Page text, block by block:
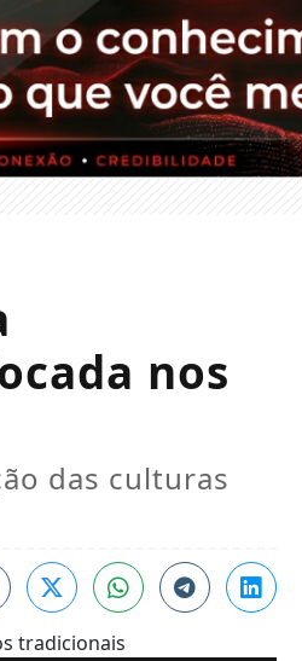
nos
das culturas